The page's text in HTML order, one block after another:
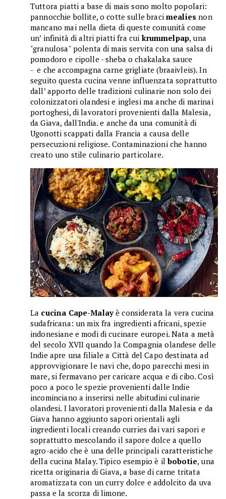
Tuttora piatti a base di mais sono molto popolari:
pannocchie bollite, o cotte sulle braci mealies non
mancano mai nella dieta di queste comunità come
un’ infinità di altri piatti fra cui krummelpap, una
"granulosa" polenta di mais servita con una salsa di
pomodoro e cipolle - sheba o chakalaka sauce
- e che accompagna carne grigliate (braaivleis). In
seguito questa cucina venne influenzata soprattutto
dall’ apporto delle tradizioni culinarie non solo dei
colonizzatori olandesi e inglesi ma anche di marinai
portoghesi, di lavoratori provenienti dalla Malesia,
da Giava, dall'India. e anche da una comunità di
Ugonotti scappati dalla Francia a causa delle
persecuzioni religiose. Contaminazioni che hanno
creato uno stile culinario particolare.
La cucina Cape-Malay è considerata la vera cucina
sudafricana: un mix fra ingredienti africani, spezie
indonesiane e modi di cucinare europei. Nata a metà
del secolo XVII quando la Compagnia olandese delle
Indie apre una filiale a Città del Capo destinata ad
approvvigionare le navi che, dopo parecchi mesi in
mare, si fermavano per caricare acqua e di cibo. Così
poco a poco le spezie provenienti dalle Indie
incominciano a inserirsi nelle abitudini culinarie
olandesi. I lavoratori provenienti dalla Malesia e da
Giava hanno aggiunto sapori orientali agli
ingredienti locali creando curries dai vari sapori e
soprattutto mescolando il sapore dolce a quello
agro-acido che è una delle principali caratteristiche
della cucina Malay. Tipico esempio è il bobotie, una
ricetta originaria di Giava, a base di carne tritata
aromatizzata con un curry dolce e addolcito da uva
passa e la scorza di limone.